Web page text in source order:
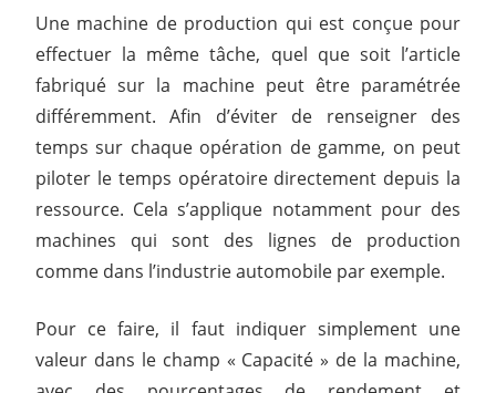
Une machine de production qui est conçue pour
effectuer la même tâche, quel que soit l’article
fabriqué sur la machine peut être paramétrée
différemment. Afin d’éviter de renseigner des
temps sur chaque opération de gamme, on peut
piloter le temps opératoire directement depuis la
ressource. Cela s’applique notamment pour des
machines qui sont des lignes de production
comme dans l’industrie automobile par exemple.
Pour ce faire, il faut indiquer simplement une
valeur dans le champ « Capacité » de la machine,